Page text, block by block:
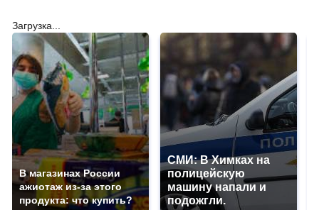
Загрузка...
В магазинах России
ажиотаж из-за этого
продукта: что купить?
СМИ: В Химках на
полицейскую
машину напали и
подожгли.